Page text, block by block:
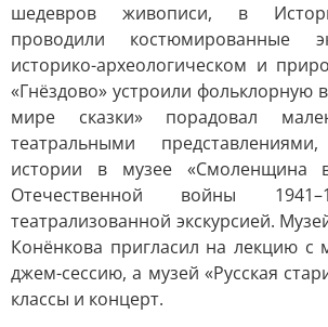
шедевров живописи, в
проводили костюмированные
историко-археологическом и
«Гнёздово» устроили фольклорную
мире сказки» порадовал
театральными
истории в музее «Смоленщина
Отечественной войны
театрализованной экскурсией.
Конёнкова пригласил на лекцию с
джем-сессию, а музей «Русская
классы и концерт.